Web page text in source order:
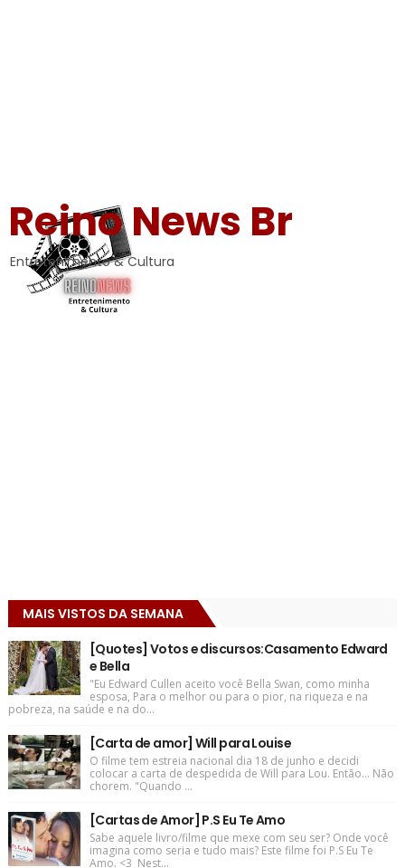
Reino News Br
Entretenimento & Cultura
MAIS VISTOS DA SEMANA
[Quotes] Votos e discursos:Casamento Edward
e Bella
"Eu Edward Cullen aceito você Bella Swan, como minha
esposa, Para o melhor ou para o pior, na riqueza e na
pobreza, na saúde e na do...
[Carta de amor] Will para Louise
O filme tem estreia nacional dia 18 de junho e decidi
colocar a carta de despedida de Will para Lou. Então... Não
chorem. "Quando ...
[Cartas de Amor] P.S Eu Te Amo
Sabe aquele livro/filme que mexe com seu ser? Onde você
imagina como seria e tudo mais? Este filme foi P.S Eu Te
Amo. <3 Nest...